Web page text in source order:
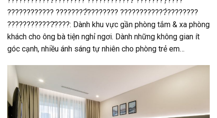
???????????? ????????̛̀???????? ????????????̀????????
????????????̂????: Dành khu vực gần phòng tắm & xa phòng
khách cho ông bà tiện nghỉ ngơi. Dành những không gian ít
góc cạnh, nhiều ánh sáng tự nhiên cho phòng trẻ em…